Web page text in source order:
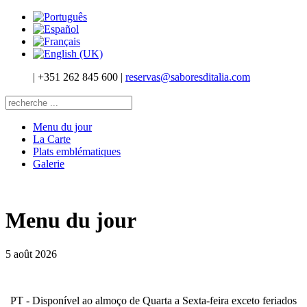
| +351 262 845 600 | reservas@saboresditalia.com
Menu du jour
La Carte
Plats emblématiques
Galerie
Menu du jour
5 août 2026
PT - Disponível ao almoço de Quarta a Sexta-feira exceto feriados